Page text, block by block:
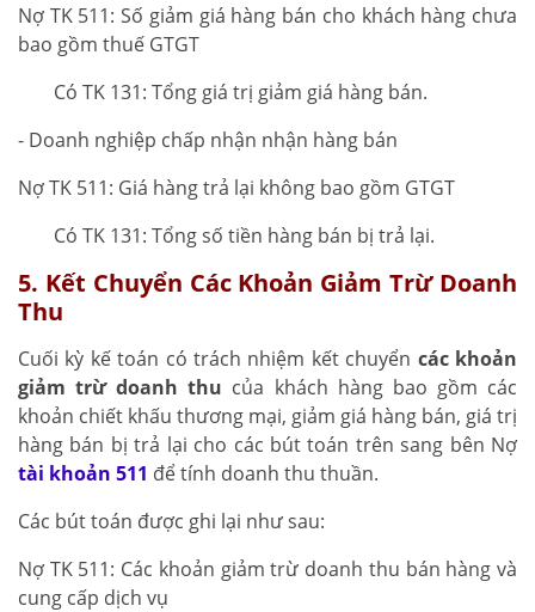
Nợ TK 511: Số giảm giá hàng bán cho khách hàng chưa
bao gồm thuế GTGT
Có TK 131: Tổng giá trị giảm giá hàng bán.
- Doanh nghiệp chấp nhận nhận hàng bán
Nợ TK 511: Giá hàng trả lại không bao gồm GTGT
Có TK 131: Tổng số tiền hàng bán bị trả lại.
5. Kết Chuyển Các Khoản Giảm Trừ Doanh
Thu
Cuối kỳ kế toán có trách nhiệm kết chuyển các khoản
giảm trừ doanh thu của khách hàng bao gồm các
khoản chiết khấu thương mại, giảm giá hàng bán, giá trị
hàng bán bị trả lại cho các bút toán trên sang bên Nợ
tài khoản 511 để tính doanh thu thuần.
Các bút toán được ghi lại như sau:
Nợ TK 511: Các khoản giảm trừ doanh thu bán hàng và
cung cấp dịch vụ